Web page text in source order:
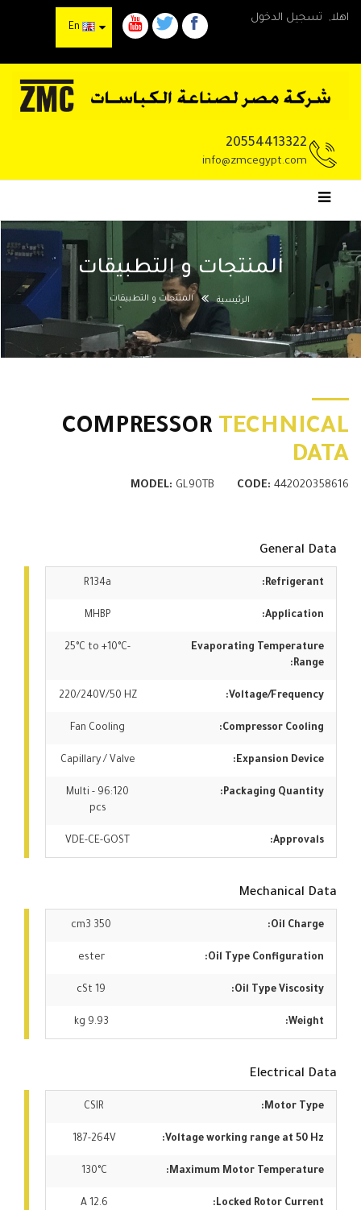
اهلا, تسجيل الدخول
20554413322
info@zmcegypt.com
المنتجات و التطبيقات
الرئيسية المنتجات و التطبيقات
COMPRESSOR TECHNICAL
DATA
MODEL: GL90TB CODE: 442020358616
General Data
Refrigerant:
R134a
Application:
MHBP
Evaporating Temperature
Range:
-25°C to +10°C
Voltage/Frequency:
220/240V/50 HZ
Compressor Cooling:
Fan Cooling
Expansion Device:
Capillary / Valve
Packaging Quantity:
Multi - 96:120
pcs
Approvals:
VDE-CE-GOST
Mechanical Data
Oil Charge:
350 cm3
Oil Type Configuration:
ester
Oil Type Viscosity:
19 cSt
Weight:
9.93 kg
Electrical Data
Motor Type:
CSIR
Voltage working range at 50 Hz:
187-264V
Maximum Motor Temperature:
130°C
Locked Rotor Current:
12.6 A